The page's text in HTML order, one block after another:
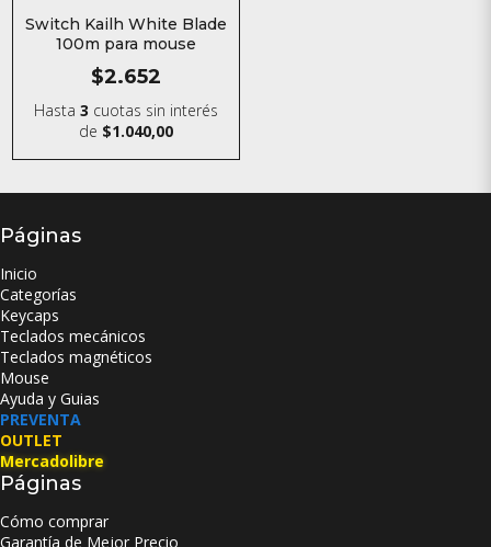
Switch Kailh White Blade
100m para mouse
$2.652
Hasta3 cuotas sin interés
de $1.040,00
Páginas
Inicio
Categorías
Keycaps
Teclados mecánicos
Teclados magnéticos
Mouse
Ayuda y Guias
PREVENTA
OUTLET
Mercadolibre
Páginas
Cómo comprar
Garantía de Mejor Precio